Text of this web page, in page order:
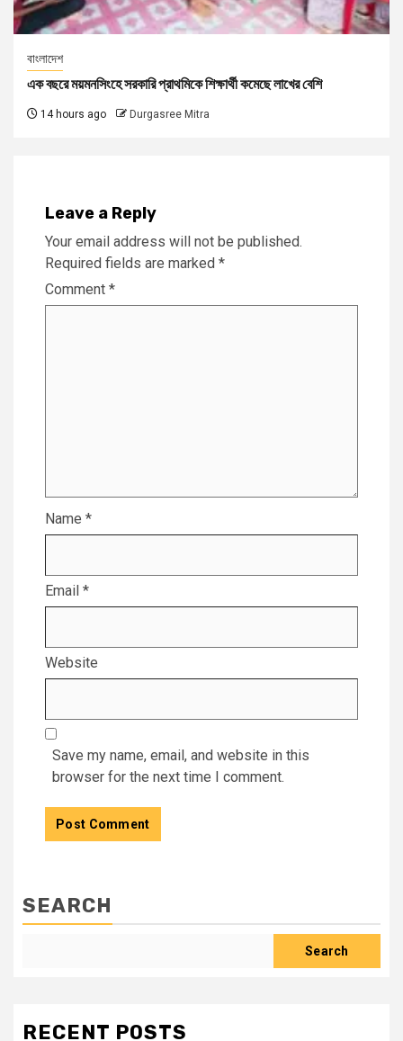
বাংলাদেশ
এক বছরে ময়মনসিংহে সরকারি প্রাথমিকে শিক্ষার্থী কমেছে লাখের বেশি
14 hours ago Durgasree Mitra
Leave a Reply
Your email address will not be published.
Required fields are marked *
Comment *
Name *
Email *
Website
Save my name, email, and website in this
browser for the next time I comment.
SEARCH
Search
RECENT POSTS